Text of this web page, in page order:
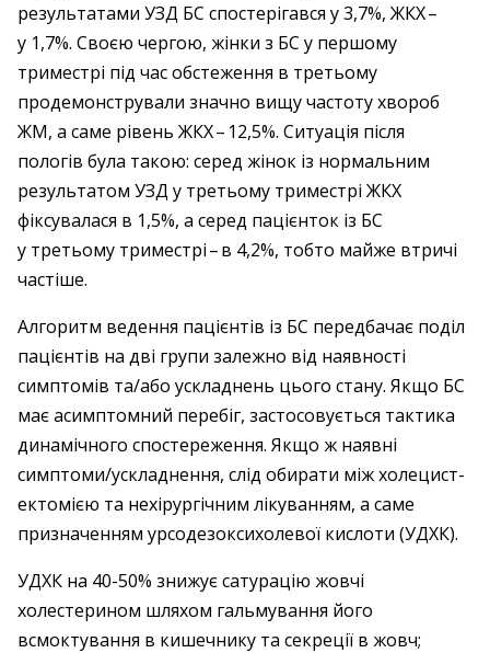
результатами УЗД БС спостерігався у 3,7%, ЖКХ – ​
у 1,7%. Своєю чергою, жінки з БС у першому
триместрі під час обстеження в третьому
продемонстрували значно вищу частоту хвороб
ЖМ, а саме рівень ЖКХ – ​12,5%. Ситуація після
пологів була такою: серед жінок із нормальним
результатом УЗД у третьому триместрі ЖКХ
фіксувалася в 1,5%, а серед пацієнток із БС
у третьому триместрі – ​в 4,2%, тобто майже втричі
частіше.
Алгоритм ведення пацієнтів із БС передбачає поділ
пацієнтів на дві групи залежно від наявності
симптомів та/або ускладнень цього стану. Якщо БС
має асимптомний перебіг, застосовується тактика
динамічного спостереження. Якщо ж наявні
симптоми/ускладнення, слід обирати між холецист­
ектомією та нехірургічним лікуванням, а саме
призначенням урсодезоксихолевої кислоти (УДХК).
УДХК на 40-50% знижує сатурацію жовчі
холестерином шляхом гальмування його
всмоктування в кишечнику та секреції в жовч;